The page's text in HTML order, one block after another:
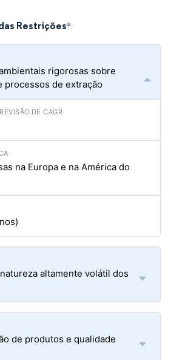
Restrições*
rigorosas sobre
processos de extração
na Europa e na América do
altamente volátil dos
de produtos e qualidade